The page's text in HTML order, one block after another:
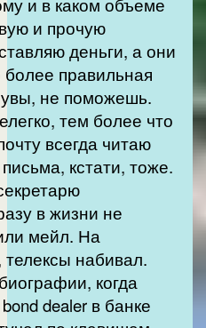
и прочую
деньги, а они
правильная
увы, не поможешь.
тем более что
всегда читаю
кстати, тоже.
в жизни не
мейл. На
набивал.
когда
dealer в банке